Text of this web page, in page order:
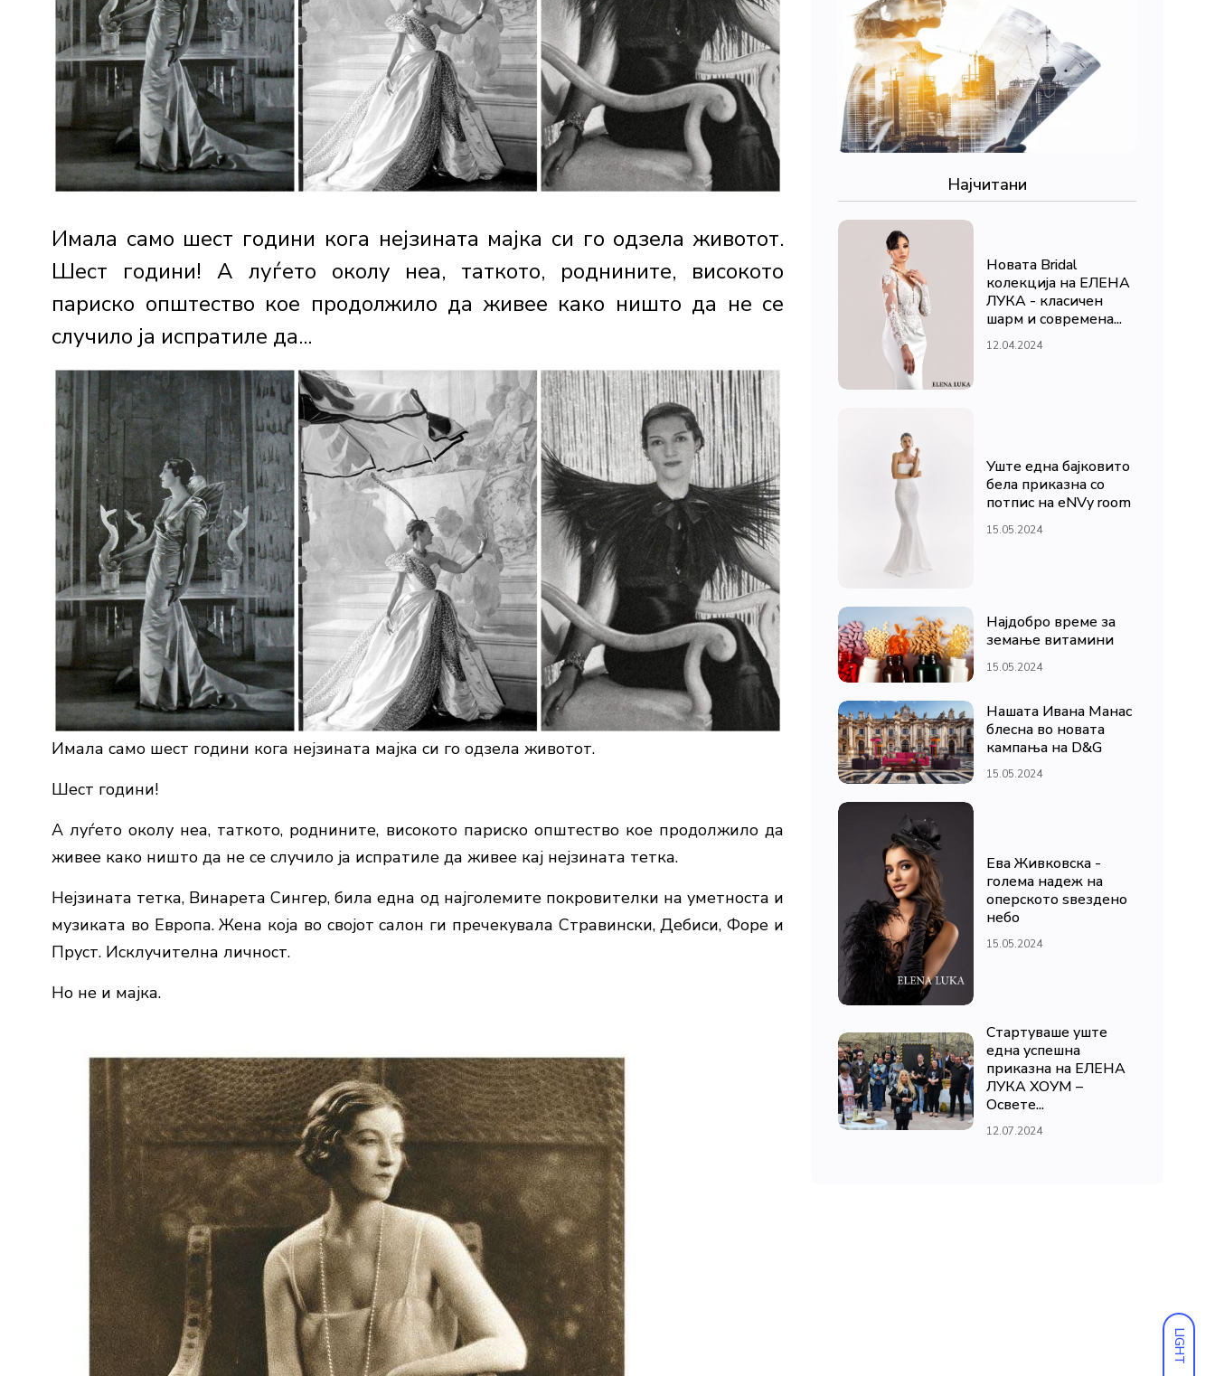
LIGHT
Имала само шест години кога нејзината мајка си го одзела животот.
Шест години! А луѓето околу неа, таткото, роднините, високото
париско општество кое продолжило да живее како ништо да не се
случило ја испратиле да...
Имала само шест години кога нејзината мајка си го одзела животот.
Шест години!
А луѓето околу неа, таткото, роднините, високото париско општество кое продолжило да
живее како ништо да не се случило ја испратиле да живее кај нејзината тетка.
Нејзината тетка, Винарета Сингер, била една од најголемите покровителки на уметноста и
музиката во Европа. Жена која во својот салон ги пречекувала Стравински, Дебиси, Форе и
Пруст. Исклучителна личност.
Но не и мајка.
Најчитани
Новата Bridal
колекција на ЕЛЕНА
ЛУКА - класичен
шарм и современа...
12.04.2024
Уште една бајковито
бела приказна со
потпис на eNVy room
15.05.2024
Најдобро време за
земање витамини
15.05.2024
Нашата Ивана Манас
блесна во новата
кампања на D&G
15.05.2024
Ева Живковска -
голема надеж на
оперското ѕвездено
небо
15.05.2024
Стартуваше уште
една успешна
приказна на ЕЛЕНА
ЛУКА ХОУМ –
Освете...
12.07.2024